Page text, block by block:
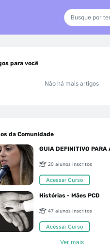
para você
Não há mais artigos
da Comunidade
20 alunos inscritos
Acessar Curso
Histórias - Mães PCD
47 alunos inscritos
Acessar Curso
Ver mais